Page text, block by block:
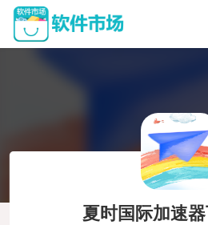
夏时国际加速